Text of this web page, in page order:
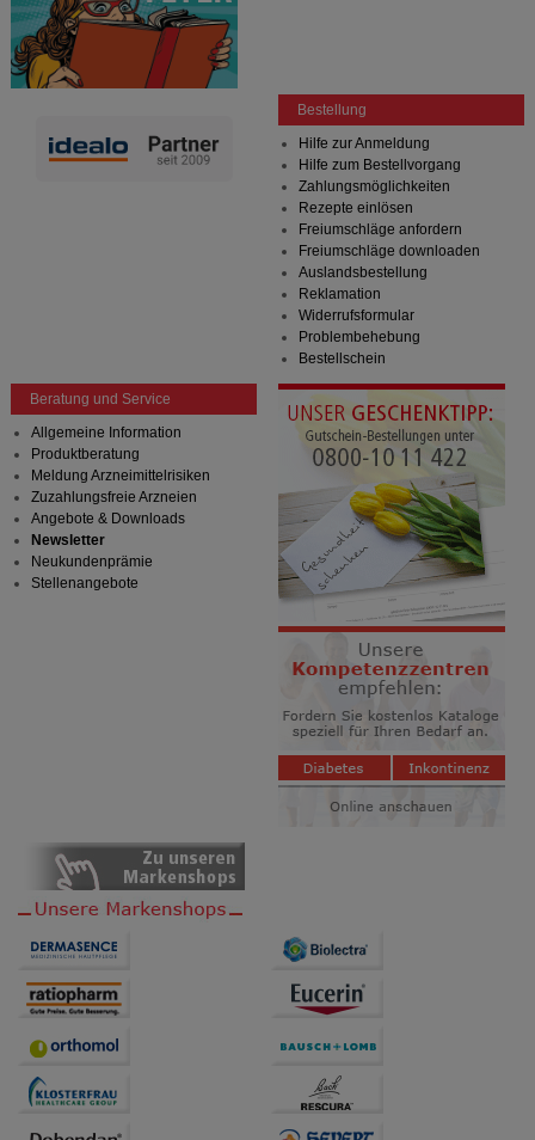
Bestellung
Hilfe zur Anmeldung
Hilfe zum Bestellvorgang
Zahlungsmöglichkeiten
Rezepte einlösen
Freiumschläge anfordern
Freiumschläge downloaden
Auslandsbestellung
Reklamation
Widerrufsformular
Problembehebung
Bestellschein
Beratung und Service
Allgemeine Information
Produktberatung
Meldung Arzneimittelrisiken
Zuzahlungsfreie Arzneien
Angebote & Downloads
Newsletter
Neukundenprämie
Stellenangebote